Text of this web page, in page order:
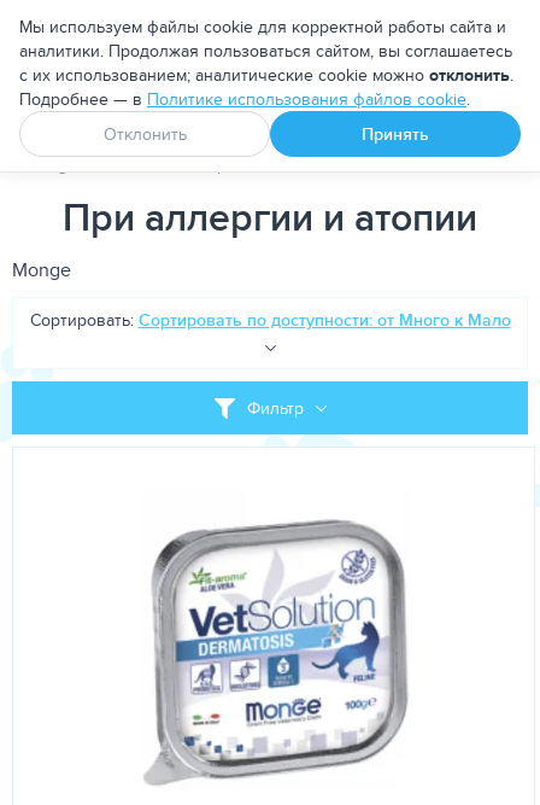
Москва
Апоквел Ветмедин От блох и клещей
PetDog Кошкам Корма для кошек Лечебно-
При аллергии и атопии
Monge
Фильтр
Сортировать: Сортировать по доступности: от Много к Мало
Мы используем файлы cookie для корректной работы сайта и
аналитики. Продолжая пользоваться сайтом, вы соглашаетесь
с их использованием; аналитические cookie можно отклонить.
Подробнее — в Политике использования файлов cookie.
Отклонить
Принять